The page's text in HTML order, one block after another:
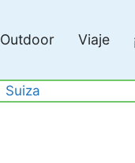
Outdoor Viaje
Suiza